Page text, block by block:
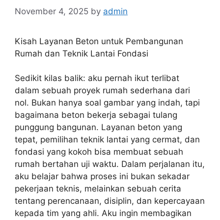
November 4, 2025 by admin
Kisah Layanan Beton untuk Pembangunan
Rumah dan Teknik Lantai Fondasi
Sedikit kilas balik: aku pernah ikut terlibat
dalam sebuah proyek rumah sederhana dari
nol. Bukan hanya soal gambar yang indah, tapi
bagaimana beton bekerja sebagai tulang
punggung bangunan. Layanan beton yang
tepat, pemilihan teknik lantai yang cermat, dan
fondasi yang kokoh bisa membuat sebuah
rumah bertahan uji waktu. Dalam perjalanan itu,
aku belajar bahwa proses ini bukan sekadar
pekerjaan teknis, melainkan sebuah cerita
tentang perencanaan, disiplin, dan kepercayaan
kepada tim yang ahli. Aku ingin membagikan